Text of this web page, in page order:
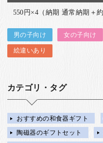
550円×4（納期 通常納期＋約
男の子向け 女の子向け
絵違いあり
カテゴリ・タグ
おすすめの和食器ギフト
陶磁器のギフトセット